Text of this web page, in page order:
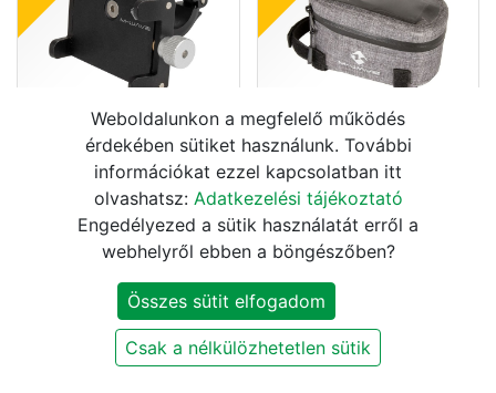
KORMÁNYRA
TELEFONTARTÓ M-
WAVE BIKE MOUNT
ALU FEKETE
Ft 4.670Ft
TÁSKA VÁZRA
TELEFONTARTÓS M-
WAVE SUBURBAN TOP
SZÜRKE
4.990Ft 4.240Ft
15%
Weboldalunkon a megfelelő működés
érdekében sütiket használunk. További
információkat ezzel kapcsolatban itt
olvashatsz: Adatkezelési tájékoztató
Engedélyezed a sütik használatát erről a
webhelyről ebben a böngészőben?
Összes sütit elfogadom
Csak a nélkülözhetetlen sütik